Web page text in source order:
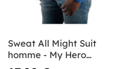
Sweat All Might Suit
homme - My Hero
Academia